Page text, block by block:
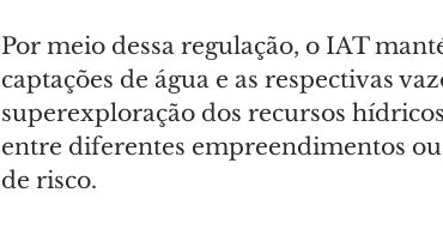
Por meio dessa regulação, o IAT
captações de água e as respectivas
superexploração dos recursos
entre diferentes empreendimentos
de risco.